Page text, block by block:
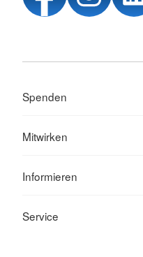
Spenden
Mitwirken
Informieren
Service